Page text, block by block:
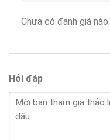
Chưa có đánh giá nào.
Hỏi đáp